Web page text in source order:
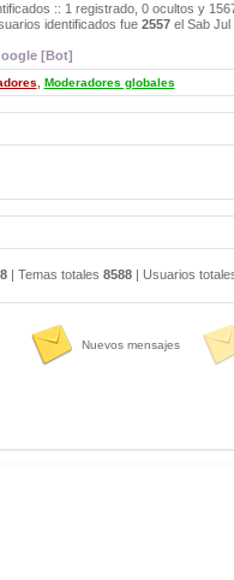
:: 1 registrado, 0 ocultos y
identificados fue 2557el Sab Jul
[Bot]
Moderadores globales
| Temas totales 8588| Usuarios
Nuevos mensajes